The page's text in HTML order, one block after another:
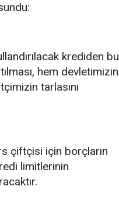
krediden bu
hem devletimizin
tarlasını
çiftçisi için borçların
limitlerinin